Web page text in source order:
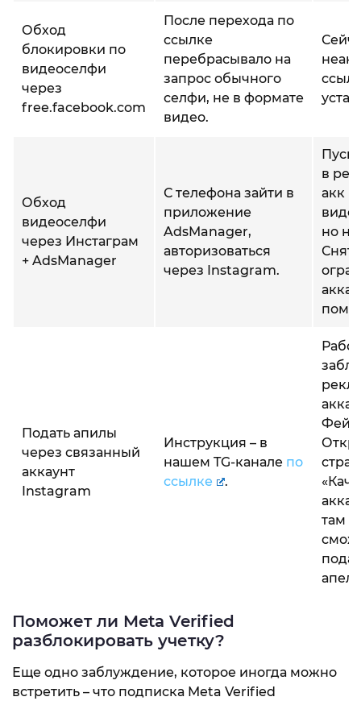
Обход
блокировки по
видеоселфи
через
free.facebook.com
После перехода по
ссылке
перебрасывало на
запрос обычного
селфи, не в формате
видео.
Обход
видеоселфи
через Инстаграм
+ AdsManager
С телефона зайти в
приложение
AdsManager,
авторизоваться
через Instagram.
в
акк
но
Снять
Подать апилы
через связанный
аккаунт
Instagram
Инструкция – в
нашем TG-канале по
ссылке
.
там
Поможет ли Meta Verified
разблокировать учетку?
Еще одно заблуждение, которое иногда можно
встретить – что подписка Meta Verified